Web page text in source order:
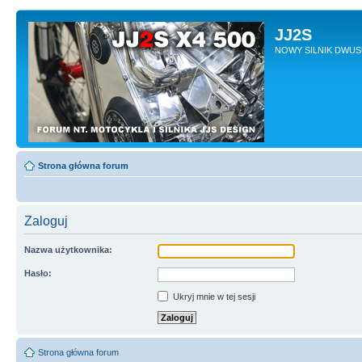
JJ2S
NOWY SILNIK
Strona główna forum
Zaloguj
Nazwa użytkownika:
Hasło:
Ukryj mnie w tej sesji
Strona główna forum